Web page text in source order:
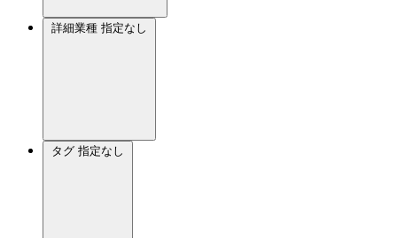
詳細業種 指定なし
タグ 指定なし